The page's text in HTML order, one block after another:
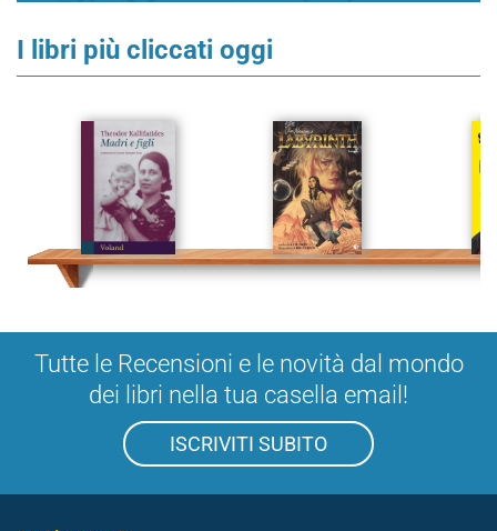
I libri più cliccati oggi
Tutte le Recensioni e le novità dal mondo
dei libri nella tua casella email!
ISCRIVITI SUBITO